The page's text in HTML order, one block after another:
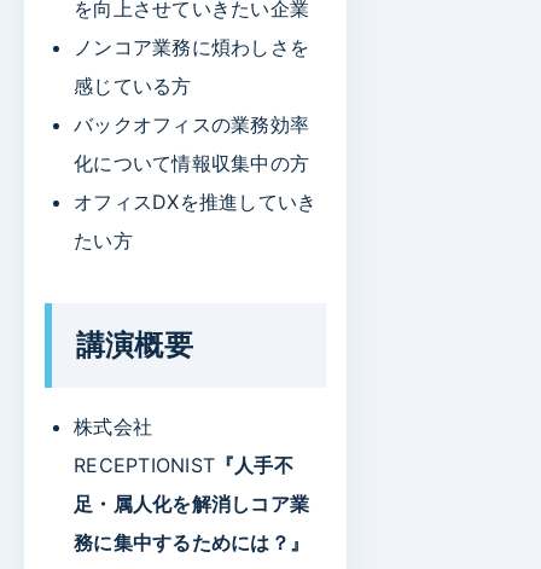
を向上させていきたい企業
ノンコア業務に煩わしさを
感じている方
バックオフィスの業務効率
化について情報収集中の方
オフィスDXを推進していき
たい方
講演概要
株式会社
RECEPTIONIST 『人手不
足・属人化を解消しコア業
務に集中するためには？』